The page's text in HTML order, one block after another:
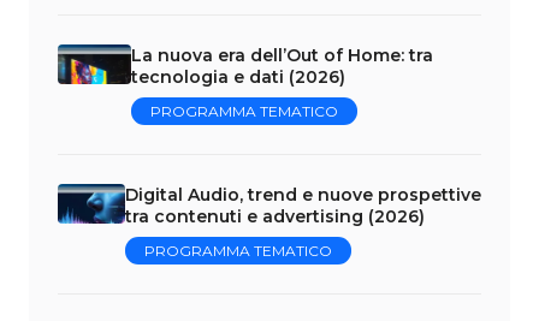
La nuova era dell’Out of Home: tra
tecnologia e dati (2026)
PROGRAMMA TEMATICO
Digital Audio, trend e nuove prospettive
tra contenuti e advertising (2026)
PROGRAMMA TEMATICO